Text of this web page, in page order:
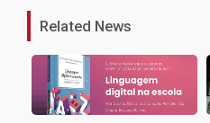
Related News